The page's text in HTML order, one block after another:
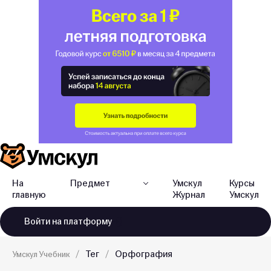
На
главную
Предмет
Умскул
Журнал
Курсы
Умскул
Войти на платформу
Умскул Учебник Тег Орфография